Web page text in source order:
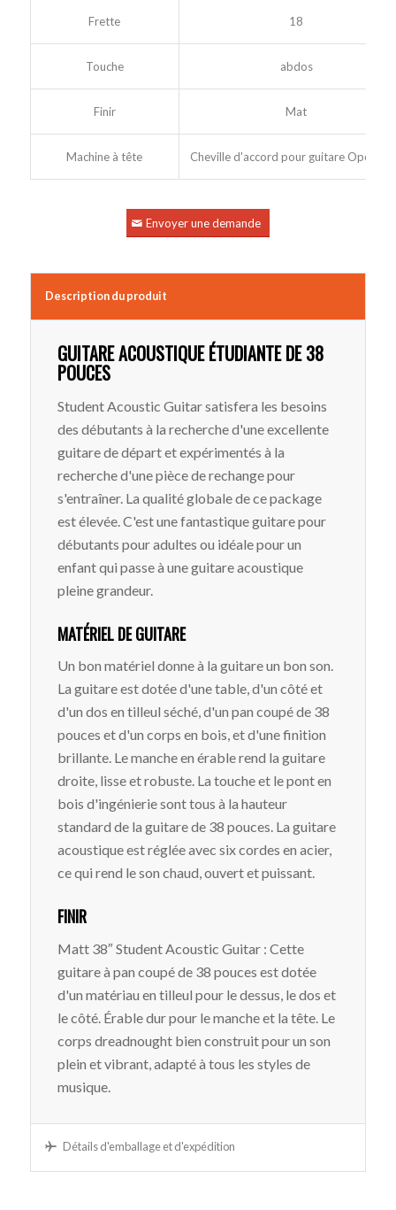
Frette 18
Touche abdos
Finir Mat
Machine à tête Cheville d'accord pour guitare Open
Envoyer une demande
Description du produit
GUITARE ACOUSTIQUE ÉTUDIANTE DE 38
POUCES
Student Acoustic Guitar satisfera les besoins
des débutants à la recherche d'une excellente
guitare de départ et expérimentés à la
recherche d'une pièce de rechange pour
s'entraîner. La qualité globale de ce package
est élevée. C'est une fantastique guitare pour
débutants pour adultes ou idéale pour un
enfant qui passe à une guitare acoustique
pleine grandeur.
MATÉRIEL DE GUITARE
Un bon matériel donne à la guitare un bon son.
La guitare est dotée d'une table, d'un côté et
d'un dos en tilleul séché, d'un pan coupé de 38
pouces et d'un corps en bois, et d'une finition
brillante. Le manche en érable rend la guitare
droite, lisse et robuste. La touche et le pont en
bois d'ingénierie sont tous à la hauteur
standard de la guitare de 38 pouces. La guitare
acoustique est réglée avec six cordes en acier,
ce qui rend le son chaud, ouvert et puissant.
FINIR
Matt 38″ Student Acoustic Guitar : Cette
guitare à pan coupé de 38 pouces est dotée
d'un matériau en tilleul pour le dessus, le dos et
le côté. Érable dur pour le manche et la tête. Le
corps dreadnought bien construit pour un son
plein et vibrant, adapté à tous les styles de
musique.
Détails d'emballage et d'expédition